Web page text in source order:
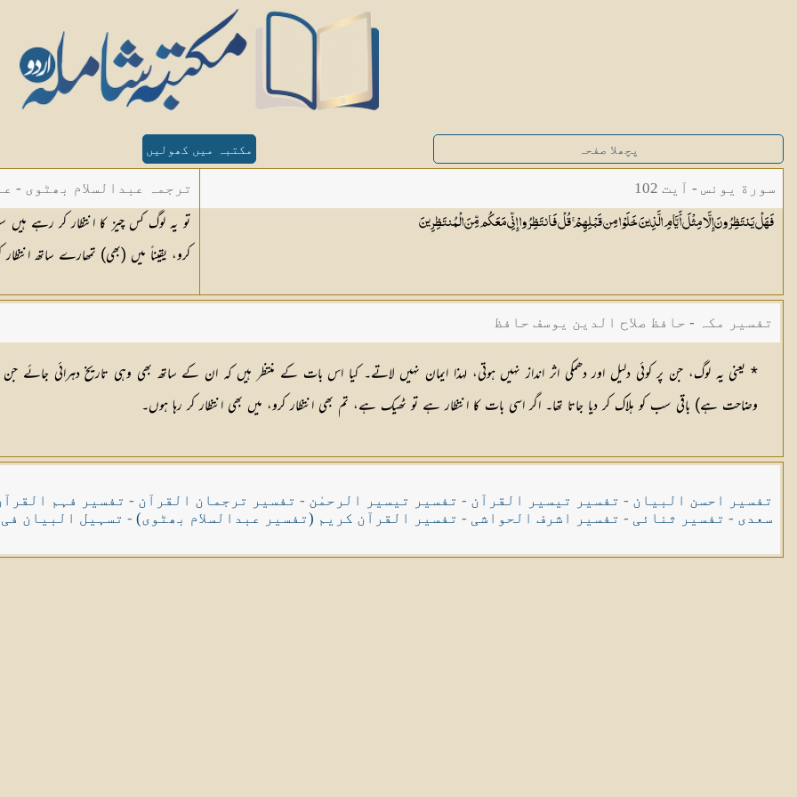
پچھلا صفحہ مکتبہ میں کھولیں
سورة یونس - آیت 102
فَهَلْ يَنتَظِرُونَ إِلَّا مِثْلَ أَيَّامِ الَّذِينَ خَلَوْا مِن قَبْلِهِمْ ۚ قُلْ فَانتَظِرُوا إِنِّي مَعَكُم مِّنَالْمُنتَظِرِينَ
ترجمہ عبدالسلام بھٹوی -
تو یہ لوگ کس چیز کا انتظار کر رہے
کرو، یقیناً میں (بھی) تمھارے ساتھ
تفسیر مکہ - حافظ صلاح الدین یوسف حافظ
* یعنی یہ لوگ، جن پر کوئی دلیل اور دھمکی اثر انداز نہیں ہوتی، لہذا ایمان نہیں لاتے۔ کیا اس بات کے منتظر ہیں کہ ان کے ساتھ بھی وہی تاریخ دہرائی جائے
وضاحت ہے) باقی سب کو ہلاک کر دیا جاتا تھا۔ اگر اسی بات کا انتظار ہے تو ٹھیک ہے، تم بھی انتظار کرو، میں بھی انتظار کر رہا ہوں۔
تفسیر احسن البیان - تفسیر تیسیر القرآن - تفسیر تیسیر الرحمٰن - تفسیر ترجمان القرآن - تفسیر فہم
سعدی - تفسیر ثنائی - تفسیر اشرف الحواشی - تفسیر القرآن کریم (تفسیر عبدالسلام بھٹوی) - تسہیل البیان